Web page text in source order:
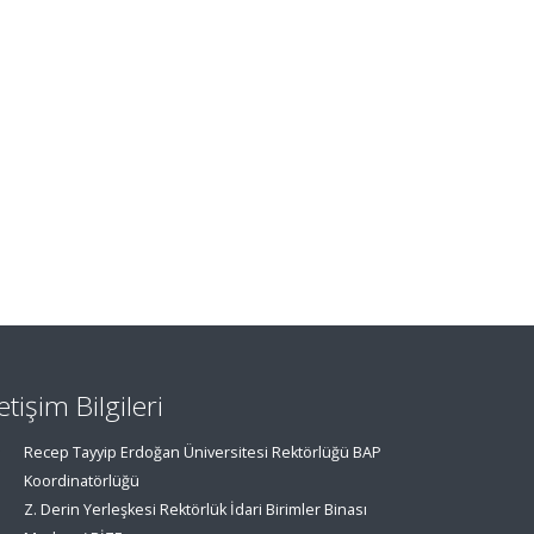
Bilgileri
Recep Tayyip Erdoğan Üniversitesi Rektörlüğü BAP
Koordinatörlüğü
Z. Derin Yerleşkesi Rektörlük İdari Birimler Binası